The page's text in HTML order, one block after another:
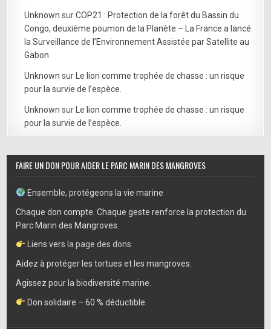
Unknown surCOP21 : Protection de la forêt du Bassin du
Congo, deuxième poumon de la Planète – La France a lancé
la Surveillance de l’Environnement Assistée par Satellite au
Gabon
Unknown sur
Le lion comme trophée de chasse : un risque
pour la survie de l’espèce.
Unknown sur
Le lion comme trophée de chasse : un risque
pour la survie de l’espèce.
FAIRE UN DON POUR AIDER LE PARC MARIN DES MANGROVES
Ensemble, protégeons la vie marine
Chaque don compte. Chaque geste renforce la protection du
Parc Marin des Mangroves.
Liens vers la page des dons
Aidez à protéger les tortues et les mangroves.
Agissez pour la biodiversité marine.
Don solidaire – 60 % déductible.